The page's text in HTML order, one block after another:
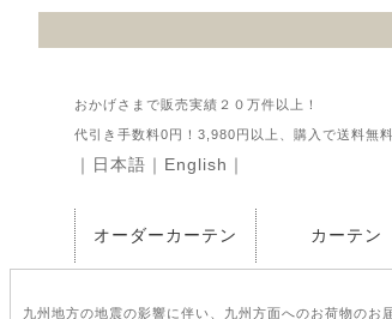
おかげさまで販売実績２０万件以上！
代引き手数料0円！3,980円以上、購入で送料無料
｜ 日本語 ｜ English ｜
オーダーカーテン カーテン
九州地方の地震の影響に伴い、九州方面へのお荷物の